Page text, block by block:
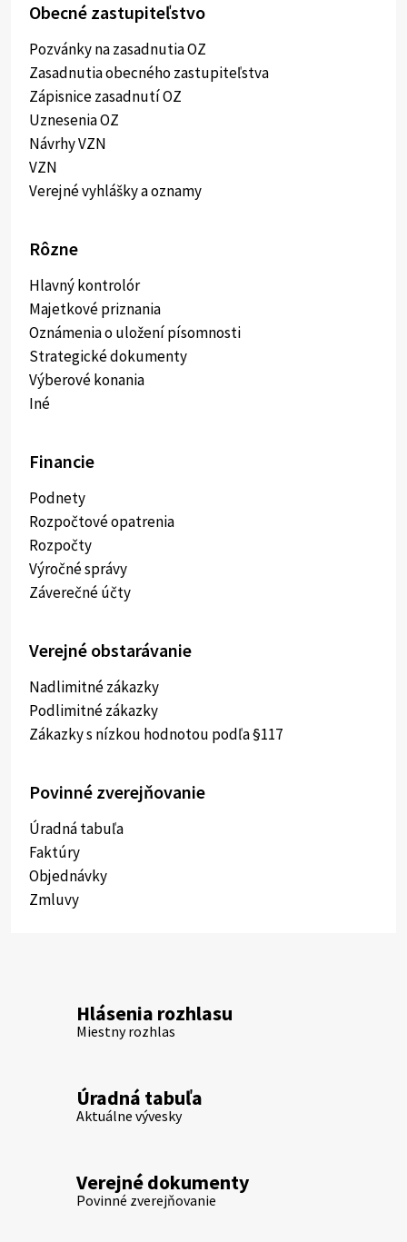
Obecné zastupiteľstvo
Pozvánky na zasadnutia OZ
Zasadnutia obecného zastupiteľstva
Zápisnice zasadnutí OZ
Uznesenia OZ
Návrhy VZN
VZN
Verejné vyhlášky a oznamy
Rôzne
Hlavný kontrolór
Majetkové priznania
Oznámenia o uložení písomnosti
Strategické dokumenty
Výberové konania
Iné
Financie
Podnety
Rozpočtové opatrenia
Rozpočty
Výročné správy
Záverečné účty
Verejné obstarávanie
Nadlimitné zákazky
Podlimitné zákazky
Zákazky s nízkou hodnotou podľa §117
Povinné zverejňovanie
Úradná tabuľa
Faktúry
Objednávky
Zmluvy
Hlásenia rozhlasu
Miestny rozhlas
Úradná tabuľa
Aktuálne vývesky
Verejné dokumenty
Povinné zverejňovanie